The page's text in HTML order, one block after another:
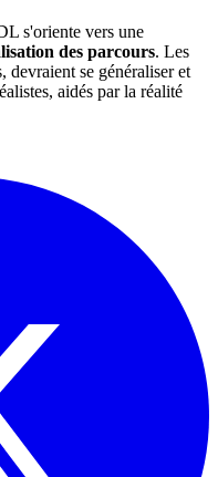
s'oriente vers une
des parcours. Les
se généraliser et
aidés par la réalité